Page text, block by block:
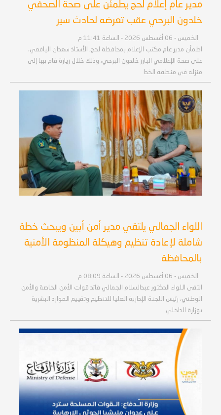
مدير عام إعلام لحج يطمئن على صحة الصحفي
خلدون البرحي عقب تعرضه لحادث سير
الخميس - 06 أغسطس 2026 - الساعة 11:41 م
اطمأن مدير عام مكتب الإعلام بمحافظة لحج، الأستاذ سعدان اليافعي،
على صحة الإعلامي البارز خلدون البرحي، وذلك خلال زيارة قام بها إلى
منزله في منطقة الخدا
اللواء الجمالي يلتقي مدير أمن أبين ويبحث خطة
شاملة لإعادة تنظيم وهيكلة المنظومة الأمنية
بالمحافظة
الخميس - 06 أغسطس 2026 - الساعة 08:09 م
التقى اللواء الدكتور عبدالسلام الجمالي قائد قوات الأمن الخاصة والأمن
الوطني، رئيس اللجنة الإدارية العليا للتنظيم وتقييم الموارد البشرية
بوزارة الداخلي